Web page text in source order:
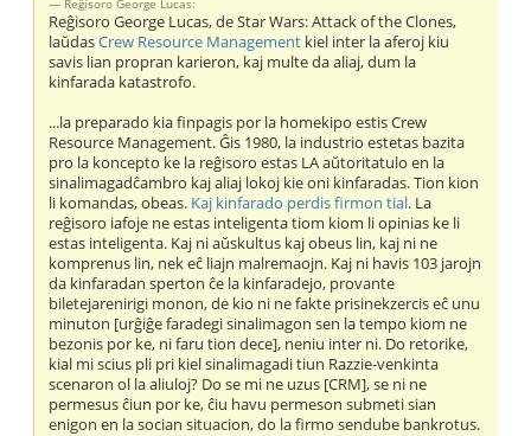
Reĝisoro George Lucas, de Star Wars: Attack of the Clones,
laŭdasCrew Resource Management kiel inter la aferoj kiu
savis lian propran karieron, kaj multe da aliaj, dum la
kinfarada katastrofo.
...la preparado kia finpagis por la homekipo estis Crew
Resource Management. Ĝis 1980, la industrio estetas bazita
pro la koncepto ke la reĝisoro estas LA aŭtoritatulo en la
sinalimagadĉambro kaj aliaj lokoj kie oni kinfaradas. Tion kion
li komandas, obeas. Kaj kinfarado perdis firmon tial. La
reĝisoro iafoje ne estas inteligenta tiom kiom li opinias ke li
estas inteligenta. Kaj ni aŭskultus kaj obeus lin, kaj ni ne
komprenus lin, nek eĉ liajn malremaojn. Kaj ni havis 103 jarojn
da kinfaradan sperton ĉe la kinfaradejo, provante
biletejarenirigi monon, de kio ni ne fakte prisinekzercis eĉ unu
minuton [urĝiĝe faradegi sinalimagon sen la tempo kiom ne
bezonis por ke, ni faru tion dece], neniu inter ni. Do retorike,
kial mi scius pli pri kiel sinalimagadi tiun Razzie-venkinta
scenaron ol la aliuloj? Do se mi ne uzus [CRM], se ni ne
permesus ĉiun por ke, ĉiu havu permeson submeti sian
enigon en la socian situacion, do la firmo sendube bankrotus.